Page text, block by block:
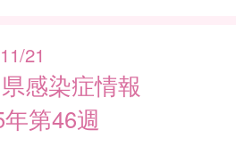
21
感染症情報
第46週